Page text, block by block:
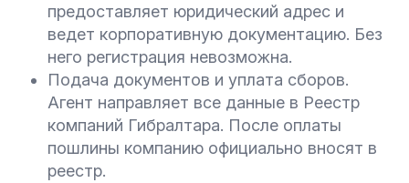
предоставляет юридический адрес и
ведет корпоративную документацию. Без
него регистрация невозможна.
Подача документов и уплата сборов.
Агент направляет все данные в Реестр
компаний Гибралтара. После оплаты
пошлины компанию официально вносят в
реестр.